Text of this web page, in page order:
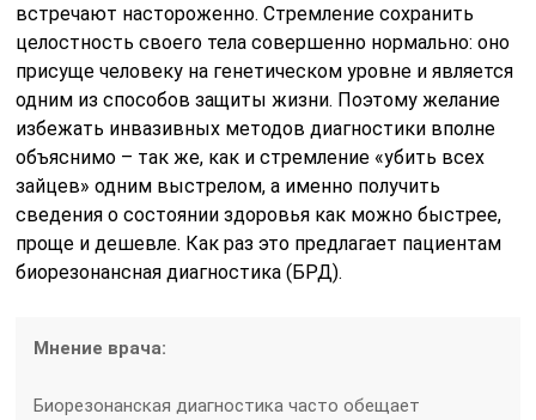
встречают настороженно. Стремление сохранить
целостность своего тела совершенно нормально: оно
присуще человеку на генетическом уровне и является
одним из способов защиты жизни. Поэтому желание
избежать инвазивных методов диагностики вполне
объяснимо – так же, как и стремление «убить всех
зайцев» одним выстрелом, а именно получить
сведения о состоянии здоровья как можно быстрее,
проще и дешевле. Как раз это предлагает пациентам
биорезонансная диагностика (БРД).
Мнение врача:
Биорезонанская диагностика часто обещает